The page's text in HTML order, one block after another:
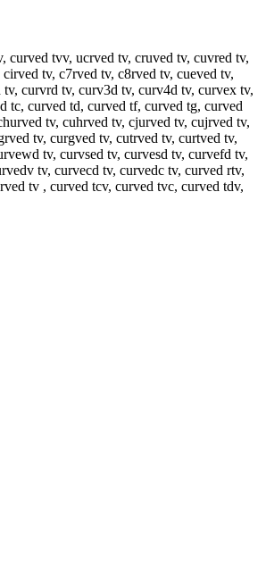
curved tvv, ucrved tv, cruved tv, cuvred tv,
tv, c7rved tv, c8rved tv, cueved tv,
curvrd tv, curv3d tv, curv4d tv, curvex tv,
tc, curved td, curved tf, curved tg, curved
tv, cuhrved tv, cjurved tv, cujrved tv,
tv, curgved tv, cutrved tv, curtved tv,
tv, curvsed tv, curvesd tv, curvefd tv,
tv, curvecd tv, curvedc tv, curved rtv,
tv , curved tcv, curved tvc, curved tdv,